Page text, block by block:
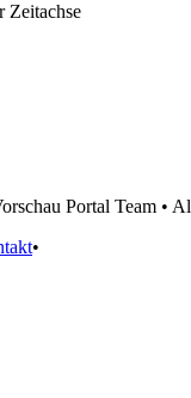
Zeitachse
Portal Team •
•